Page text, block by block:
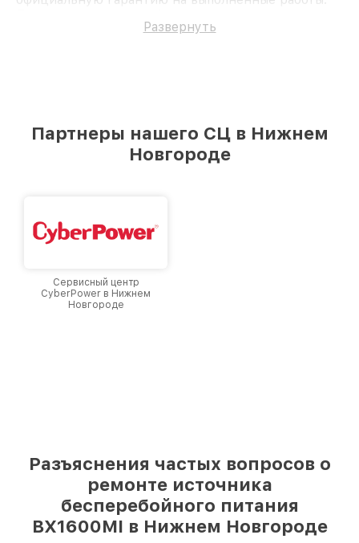
Развернуть
Партнеры нашего СЦ в Нижнем
Новгороде
Сервисный центр
CyberPower в Нижнем
Новгороде
Разъяснения частых вопросов о
ремонте источника
бесперебойного питания
BX1600MI в Нижнем Новгороде